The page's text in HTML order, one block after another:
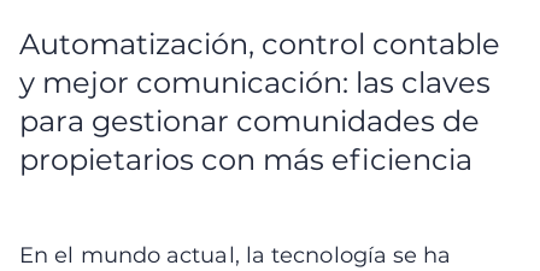
Automatización, control contable
y mejor comunicación: las claves
para gestionar comunidades de
propietarios con más eficiencia
En el mundo actual, la tecnología se ha